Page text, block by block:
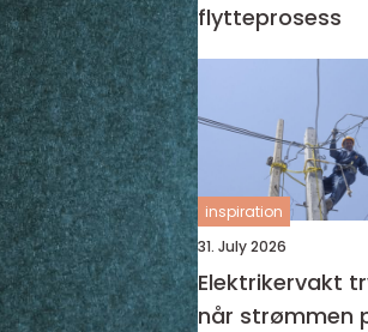
flytteprosess
inspiration
31. July 2026
Elektrikervakt trygg hjelp
når strømmen